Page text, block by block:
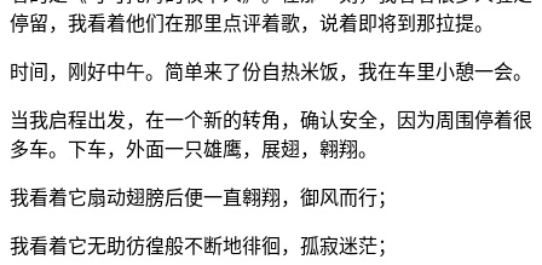
停留，我看着他们在那里点评着歌，说着即将到那拉提。
时间，刚好中午。简单来了份自热米饭，我在车里小憩一会。
当我启程出发，在一个新的转角，确认安全，因为周围停着很
多车。下车，外面一只雄鹰，展翅，翱翔。
我看着它扇动翅膀后便一直翱翔，御风而行；
我看着它无助彷徨般不断地徘徊，孤寂迷茫；